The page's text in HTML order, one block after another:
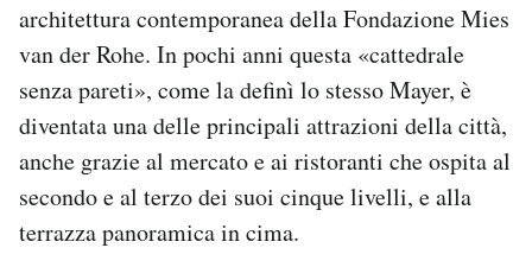
architettura contemporanea della Fondazione Mies
van der Rohe. In pochi anni questa «cattedrale
senza pareti», come la definì lo stesso Mayer, è
diventata una delle principali attrazioni della città,
anche grazie al mercato e ai ristoranti che ospita al
secondo e al terzo dei suoi cinque livelli, e alla
terrazza panoramica in cima.